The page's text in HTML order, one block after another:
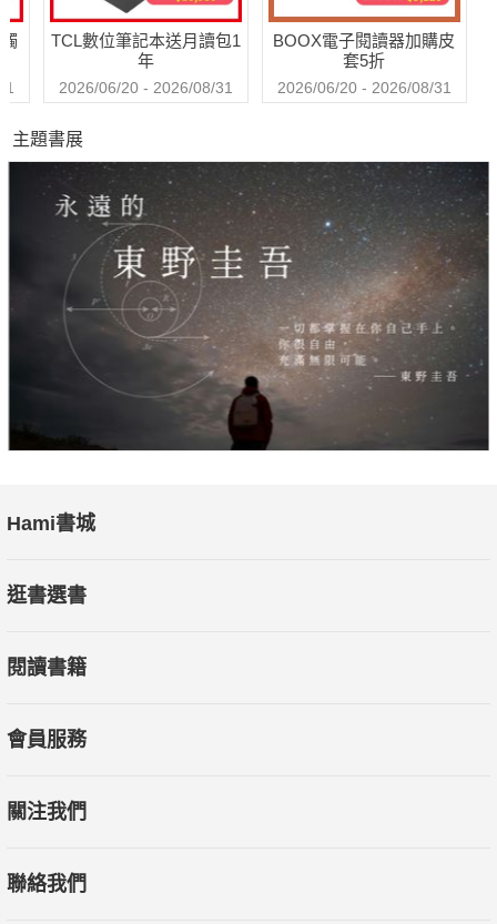
TCL數位筆記本送月讀包1
年
2026/06/20 - 2026/08/31
BOOX電子閱讀器加購皮
套5折
2026/06/20 - 2026/08/31
主題書展
Hami書城
逛書選書
閱讀書籍
會員服務
關注我們
聯絡我們